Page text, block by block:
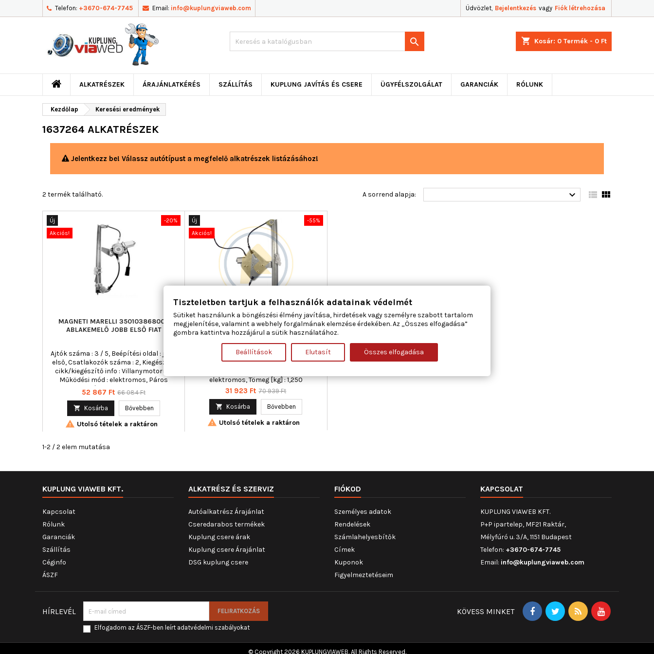
Telefon: +3670-674-7745 Email: info@kuplungviaweb.com Üdvözlet, Bejelentkezés vagy Fiók létrehozása
shopping_cart Kosár: 0 Termék - 0 Ft

ALKATRÉSZEK ÁRAJÁNLATKÉRÉS SZÁLLÍTÁS KUPLUNG JAVÍTÁS ÉS CSERE ÜGYFÉLSZOLGÁLAT GARANCIÁK RÓLUNK
Kezdőlap Keresési eredmények
1637264 ALKATRÉSZEK
Jelentkezz be! Válassz autótípust a megfelelő alkatrészek listázásához!
2 termék található. A sorrend alapja:   
-20%
Új
Akciós!
MAGNETI MARELLI 350103868000
ABLAKEMELŐ JOBB ELSŐ FIAT
Ajtók száma : 3 / 5, Beépítési oldal : jobb
első, Csatlakozók száma : 2, Kiegészítő
cikk/kiegészítő info : Villanymotorral,
Működési mód : elektromos, Páros
cikkszám : 350103867000
Ár
52 867 Ft Normál
66 084 Ft
 Kosárba Bővebben
 Utolsó tételek a raktáron
-55%
Új
Akciós!
AC ROLCAR 01.1354 ABLAKEMELŐ JOBB
ELSŐ FIAT
Ajtók száma : 2, Beépítési oldal : jobb első,
Kiegészítő cikk/kiegészítő info :
elektromos, Tömeg [kg] : 1,250
Ár
31 923 Ft Normál
70 939 Ft
 Kosárba Bővebben
 Utolsó tételek a raktáron
1-2 / 2 elem mutatása
KUPLUNG VIAWEB KFT.
Kapcsolat
Rólunk
Garanciák
Szállítás
Céginfo
ÁSZF
ALKATRÉSZ ÉS SZERVIZ
Autóalkatrész Árajánlat
Cseredarabos termékek
Kuplung csere árak
Kuplung csere Árajánlat
DSG kuplung csere
FIÓKOD
Személyes adatok
Rendelések
Számlahelyesbítők
Címek
Kuponok
Figyelmeztetéseim
KAPCSOLAT
KUPLUNG VIAWEB KFT.
P+P ipartelep, MF21 Raktár,
Mélyfúró u. 3/A, 1151 Budapest
Telefon: +3670-674-7745
Email: info@kuplungviaweb.com
HÍRLEVÉL
Elfogadom az ÁSZF-ben leírt adatvédelmi szabályokat
KÖVESS MINKET
© Copyright 2026 KUPLUNGVIAWEB. All Rights Reserved.
Tiszteletben tartjuk a felhasználók adatainak védelmét
Sütiket használunk a böngészési élmény javítása, hirdetések vagy személyre szabott tartalom
megjelenítése, valamint a webhely forgalmának elemzése érdekében. Az „Összes elfogadása”
gombra kattintva hozzájárul a sütik használatához.
Beállítások Elutasít Összes elfogadása